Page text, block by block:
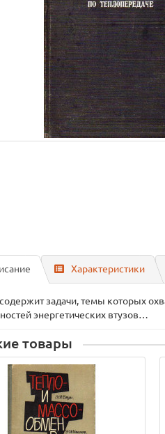
Характеристики
задачи, темы которых
энергетических втузов…
товары